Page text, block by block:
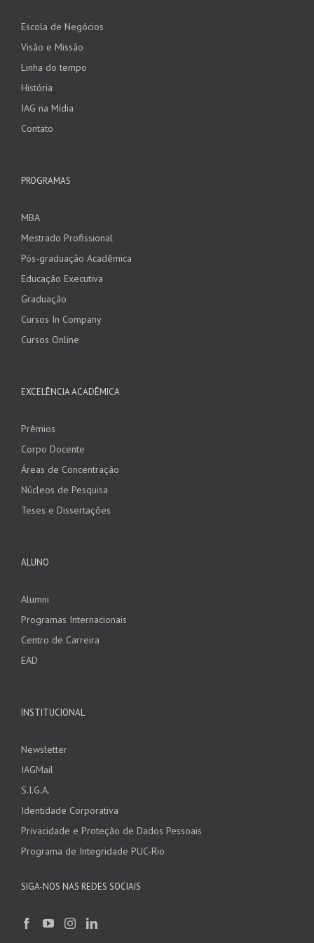
Escola de Negócios
Visão e Missão
Linha do tempo
História
IAG na Mídia
Contato
PROGRAMAS
MBA
Mestrado Profissional
Pós-graduação Acadêmica
Educação Executiva
Graduação
Cursos In Company
Cursos Online
EXCELÊNCIA ACADÊMICA
Prêmios
Corpo Docente
Áreas de Concentração
Núcleos de Pesquisa
Teses e Dissertações
ALUNO
Alumni
Programas Internacionais
Centro de Carreira
EAD
INSTITUCIONAL
Newsletter
IAGMail
S.I.G.A.
Identidade Corporativa
Privacidade e Proteção de Dados Pessoais
Programa de Integridade PUC-Rio
SIGA-NOS NAS REDES SOCIAIS